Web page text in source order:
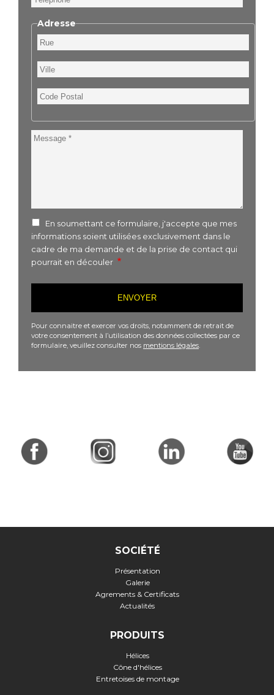
Adresse
Rue
Ville
Code
Postal
Message
En soumettant ce formulaire, j'accepte que mes
informations soient utilisées exclusivement dans le
cadre de ma demande et de la prise de contact qui
pourrait en découler
Pour connaitre et exercer vos droits, notamment de retrait de
votre consentement à l’utilisation des données collectées par ce
formulaire, veuillez consulter nos mentions légales
SOCIÉTÉ
Présentation
Galerie
Agrements & Certificats
Actualités
PRODUITS
Hélices
Cône d'hélices
Entretoises de montage